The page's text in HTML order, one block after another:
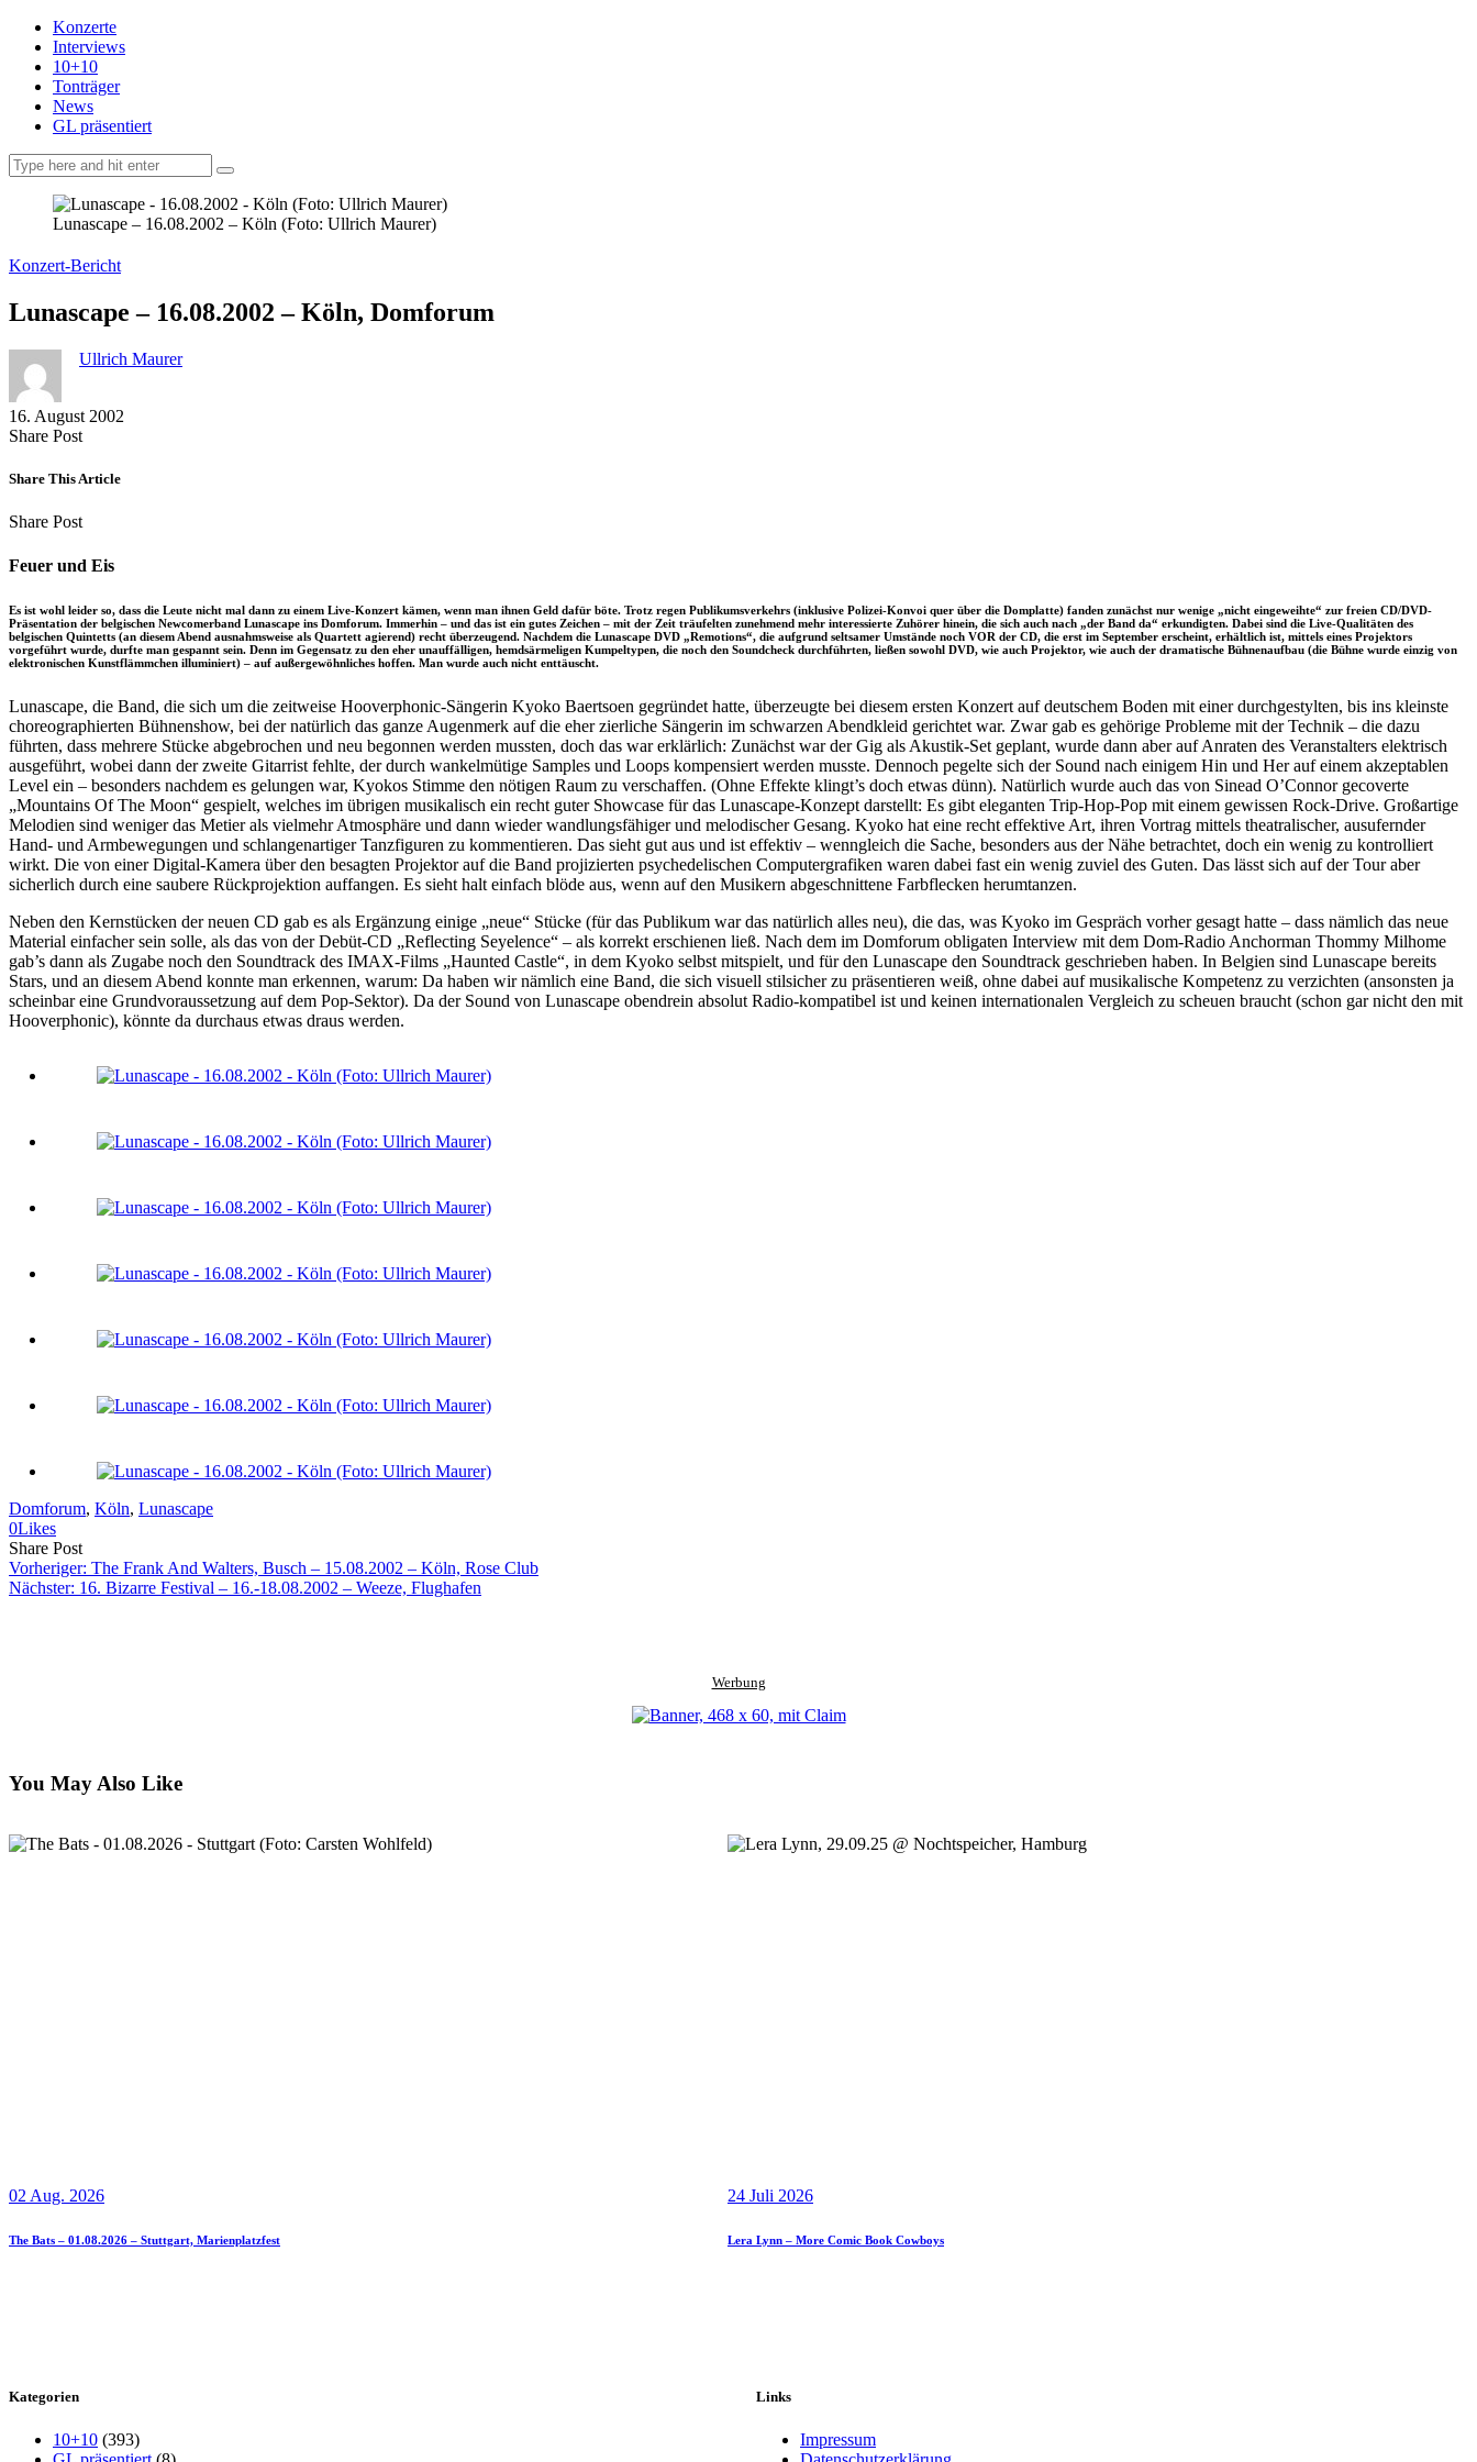
Konzerte
Interviews
10+10
Tonträger
News
GL präsentiert
Lunascape – 16.08.2002 – Köln (Foto: Ullrich Maurer)
Konzert-Bericht
Lunascape – 16.08.2002 – Köln, Domforum
Ullrich Maurer
16. August 2002
Share PostShare
Facebook
Copy
to
Send
via
Share This Article
Share PostShare
Facebook
Copy
to
Send
via
Feuer und Eis
Es ist wohl leider so, dass die Leute nicht mal dann zu einem Live-Konzert kämen, wenn man ihnen Geld dafür böte. Trotz regen Publikumsverkehrs (inklusive Polizei-Konvoi quer über die Domplatte) fanden zunächst nur wenige „nicht eingeweihte“ zur freien CD/DVD-
Präsentation der belgischen Newcomerband Lunascape ins Domforum. Immerhin – und das ist ein gutes Zeichen – mit der Zeit träufelten zunehmend mehr interessierte Zuhörer hinein, die sich auch nach „der Band da“ erkundigten. Dabei sind die Live-Qualitäten des
belgischen Quintetts (an diesem Abend ausnahmsweise als Quartett agierend) recht überzeugend. Nachdem die Lunascape DVD „Remotions“, die aufgrund seltsamer Umstände noch VOR der CD, die erst im September erscheint, erhältlich ist, mittels eines Projektors
vorgeführt wurde, durfte man gespannt sein. Denn im Gegensatz zu den eher unauffälligen, hemdsärmeligen Kumpeltypen, die noch den Soundcheck durchführten, ließen sowohl DVD, wie auch Projektor, wie auch der dramatische Bühnenaufbau (die Bühne wurde einzig von
elektronischen Kunstflämmchen illuminiert) – auf außergewöhnliches hoffen. Man wurde auch nicht enttäuscht.
Lunascape, die Band, die sich um die zeitweise Hooverphonic-Sängerin Kyoko Baertsoen gegründet hatte, überzeugte bei diesem ersten Konzert auf deutschem Boden mit einer durchgestylten, bis ins kleinste
choreographierten Bühnenshow, bei der natürlich das ganze Augenmerk auf die eher zierliche Sängerin im schwarzen Abendkleid gerichtet war. Zwar gab es gehörige Probleme mit der Technik – die dazu
führten, dass mehrere Stücke abgebrochen und neu begonnen werden mussten, doch das war erklärlich: Zunächst war der Gig als Akustik-Set geplant, wurde dann aber auf Anraten des Veranstalters elektrisch
ausgeführt, wobei dann der zweite Gitarrist fehlte, der durch wankelmütige Samples und Loops kompensiert werden musste. Dennoch pegelte sich der Sound nach einigem Hin und Her auf einem akzeptablen
Level ein – besonders nachdem es gelungen war, Kyokos Stimme den nötigen Raum zu verschaffen. (Ohne Effekte klingt’s doch etwas dünn). Natürlich wurde auch das von Sinead O’Connor gecoverte
„Mountains Of The Moon“ gespielt, welches im übrigen musikalisch ein recht guter Showcase für das Lunascape-Konzept darstellt: Es gibt eleganten Trip-Hop-Pop mit einem gewissen Rock-Drive. Großartige
Melodien sind weniger das Metier als vielmehr Atmosphäre und dann wieder wandlungsfähiger und melodischer Gesang. Kyoko hat eine recht effektive Art, ihren Vortrag mittels theatralischer, ausufernder
Hand- und Armbewegungen und schlangenartiger Tanzfiguren zu kommentieren. Das sieht gut aus und ist effektiv – wenngleich die Sache, besonders aus der Nähe betrachtet, doch ein wenig zu kontrolliert
wirkt. Die von einer Digital-Kamera über den besagten Projektor auf die Band projizierten psychedelischen Computergrafiken waren dabei fast ein wenig zuviel des Guten. Das lässt sich auf der Tour aber
sicherlich durch eine saubere Rückprojektion auffangen. Es sieht halt einfach blöde aus, wenn auf den Musikern abgeschnittene Farbflecken herumtanzen.
Neben den Kernstücken der neuen CD gab es als Ergänzung einige „neue“ Stücke (für das Publikum war das natürlich alles neu), die das, was Kyoko im Gespräch vorher gesagt hatte – dass nämlich das neue
Material einfacher sein solle, als das von der Debüt-CD „Reflecting Seyelence“ – als korrekt erschienen ließ. Nach dem im Domforum obligaten Interview mit dem Dom-Radio Anchorman Thommy Milhome
gab’s dann als Zugabe noch den Soundtrack des IMAX-Films „Haunted Castle“, in dem Kyoko selbst mitspielt, und für den Lunascape den Soundtrack geschrieben haben. In Belgien sind Lunascape bereits
Stars, und an diesem Abend konnte man erkennen, warum: Da haben wir nämlich eine Band, die sich visuell stilsicher zu präsentieren weiß, ohne dabei auf musikalische Kompetenz zu verzichten (ansonsten ja
scheinbar eine Grundvoraussetzung auf dem Pop-Sektor). Da der Sound von Lunascape obendrein absolut Radio-kompatibel ist und keinen internationalen Vergleich zu scheuen braucht (schon gar nicht den mit
Hooverphonic), könnte da durchaus etwas draus werden.
Domforum, Köln, Lunascape
0Likes
Share PostShare
on
Facebook
Copy
URL
to
Send
Link
via
Vorheriger: The Frank And Walters, Busch – 15.08.2002 – Köln, Rose Club
Nächster: 16. Bizarre Festival – 16.-18.08.2002 – Weeze, Flughafen
Werbung
You May Also Like
02 Aug. 2026
The Bats – 01.08.2026 – Stuttgart, Marienplatzfest
24 Juli 2026
Lera Lynn – More Comic Book Cowboys
Kategorien
10+10 (393)
Links
Impressum